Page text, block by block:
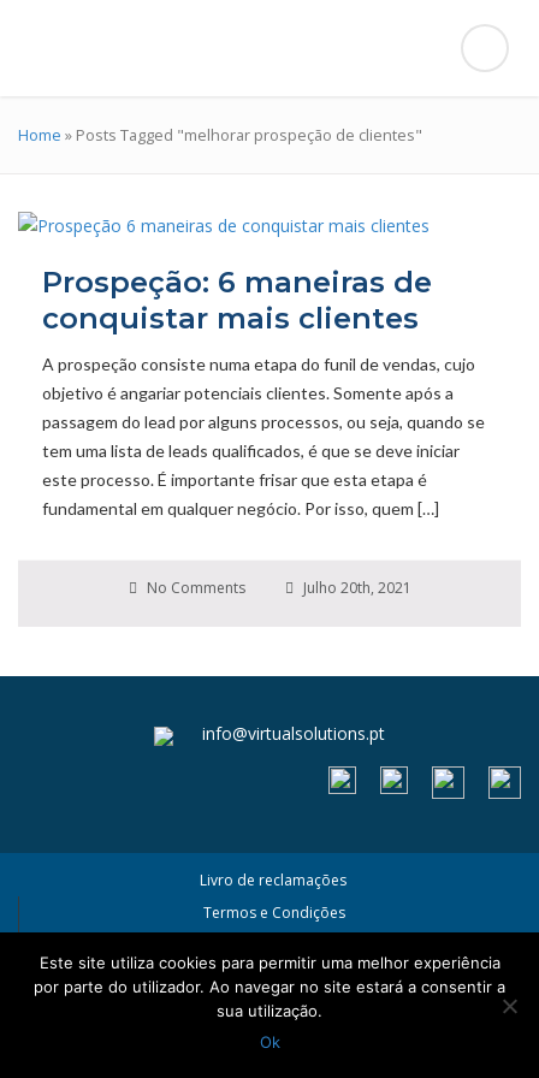
Home » Posts Tagged "melhorar prospeção de clientes"
Prospeção: 6 maneiras de
conquistar mais clientes
A prospeção consiste numa etapa do funil de vendas, cujo
objetivo é angariar potenciais clientes. Somente após a
passagem do lead por alguns processos, ou seja, quando se
tem uma lista de leads qualificados, é que se deve iniciar
este processo. É importante frisar que esta etapa é
fundamental em qualquer negócio. Por isso, quem […]
No Comments Julho 20th, 2021
info@virtualsolutions.pt
Livro de reclamações
Termos e Condições
Este site utiliza cookies para permitir uma melhor experiência
por parte do utilizador. Ao navegar no site estará a consentir a
sua utilização.
Ok